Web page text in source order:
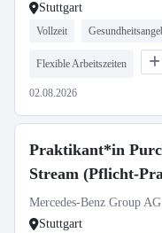
Stuttgart
Vollzeit
Flexible Arbeitszeiten
02.08.2026
Praktikant*in
Stream (Pflicht-
Mercedes-Benz Group AG
Stuttgart